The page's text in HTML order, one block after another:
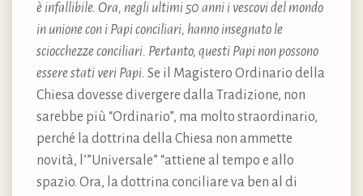
è infallibile. Ora, negli ultimi 50 anni i vescovi del mondo
in unione con i Papi conciliari, hanno insegnato le
sciocchezze conciliari. Pertanto, questi Papi non possono
essere stati veri Papi. Se il Magistero Ordinario della
Chiesa dovesse divergere dalla Tradizione, non
sarebbe più “Ordinario”, ma molto straordinario,
perché la dottrina della Chiesa non ammette
novità, l’”Universale” “attiene al tempo e allo
spazio. Ora, la dottrina conciliare va ben al di